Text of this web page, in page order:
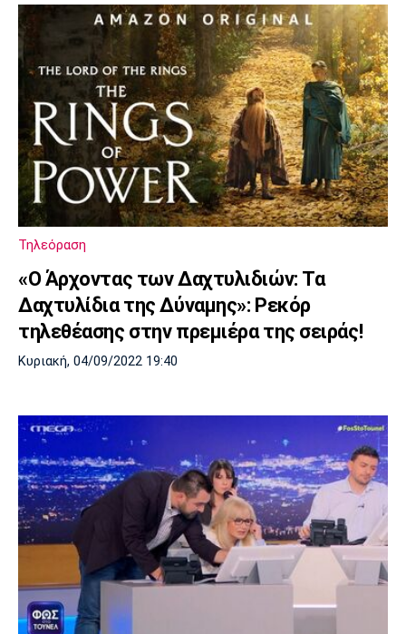
Τηλεόραση
«Ο Άρχοντας των Δαχτυλιδιών: Τα
Δαχτυλίδια της Δύναμης»: Ρεκόρ
τηλεθέασης στην πρεμιέρα της σειράς!
Κυριακή, 04/09/2022 19:40